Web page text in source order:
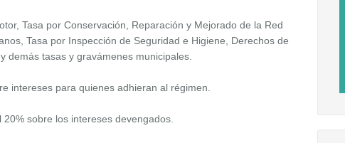
Tasa por Conservación, Reparación y Mejorado de la Red
Tasa por Inspección de Seguridad e Higiene, Derechos de
demás tasas y gravámenes municipales.
intereses para quienes adhieran al régimen.
sobre los intereses devengados.